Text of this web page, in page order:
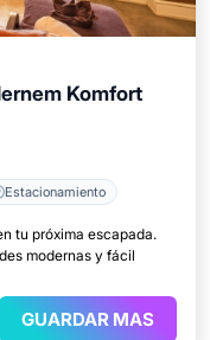
Komfort
Estacionamiento
tu próxima escapada.
modernas y fácil
GUARDAR MAS